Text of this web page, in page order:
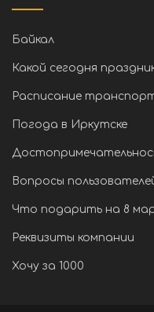
Байкал
Какой сегодня
Расписание
Погода в Иркутске
Вопросы
Что подарить на 8
Реквизиты компании
Хочу за 1000